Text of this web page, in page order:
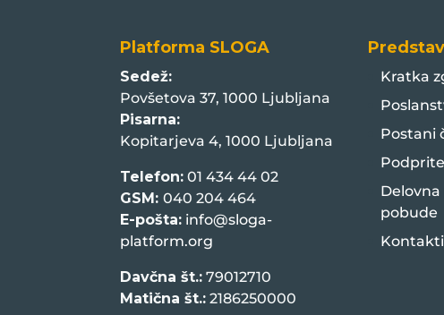
Platforma SLOGA
Sedež:
Povšetova 37, 1000 Ljubljana
Pisarna:
Kopitarjeva 4, 1000 Ljubljana
Telefon: 01 434 44 02
GSM:040 204 464
E-pošta: info@sloga-
platform.org
Davčna št.: 79012710
Matična št.: 2186250000
Kratka
Postani
pobude
Kontakti